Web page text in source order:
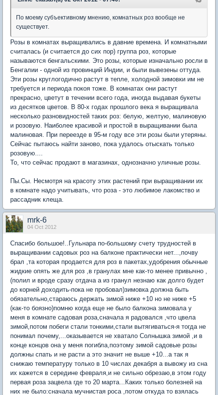
По моему субъективному мнению, комнатных роз вообще не
существует.
Розы в комнатах выращивались в давние времена. И комнатными
считалась (и считается до сих пор) группа роз, которые
называются бенгальскими. Это розы, которые изначально росли в
Бенгалии - одной из провинций Индии, и были вывезены оттуда.
Эти розы круглогодично растут в тепле, холодной зимовки им не
требуется и периода покоя тоже. В комнатах они растут
прекрасно, цветут в течении всего года, иногда выдавая букеты
из десятков цветов. В 80-х годах прошлого века я выращивала
несколько разновидностей таких роз: белую, желтую, малиновую
и розовую. Наиболее красивой и простой в выращивании была
малиновая. При переезде в 95-м году все эти розы были утеряны.
Сейчас пытаюсь найти заново, пока удалось отыскать только
розовую....
То, что сейчас продают в магазинах, однозначно уличные розы.
Пы.Сы. Несмотря на красоту этих растений при выращивании их
в комнате надо учитывать, что роза - это любимое лакомство и
рассадник клеща.
mrk-6
04 Oct 2012
Спасибо большое!..Гульнара по-большому счету трудностей в
выращивании садовых роз на балконе практически нет...,почву
брал ,та которая продается для роз в пакетах,удобрения обычные
жидкие опять же для роз ,в гранулах мне как-то менее привычно ,
(полил и вроде сразу отдача а из гранул незнаю как долго будет
до корней доходить-пока не пробовал)зимовка должна быть
обязательно,стараюсь держать зимой ниже +10 но не ниже +5
(как-то боязно)помню когда еще не было балкона зимовала у
меня в комнате садовая роза,сначала я радовался ,что цвела
зимой,потом побеги стали тонкими,стали вытягиваться-я тогда не
понимал почему,...оказывается не хватало Солнышка зимой ,и в
конце концов она у меня погибла,поэтому зимой садовые розы
должны спать и не расти а это значит не выше +10...а так я
снижаю температуру только в 10 числах декабря а вывожу из сна
их кажется в середине февраля,и не сильно обрезаю,в этом году
первая роза зацвела где то 20 марта...Каких только болезней на
них не было:сначала мучнистая роса ,потом откуда то взялась